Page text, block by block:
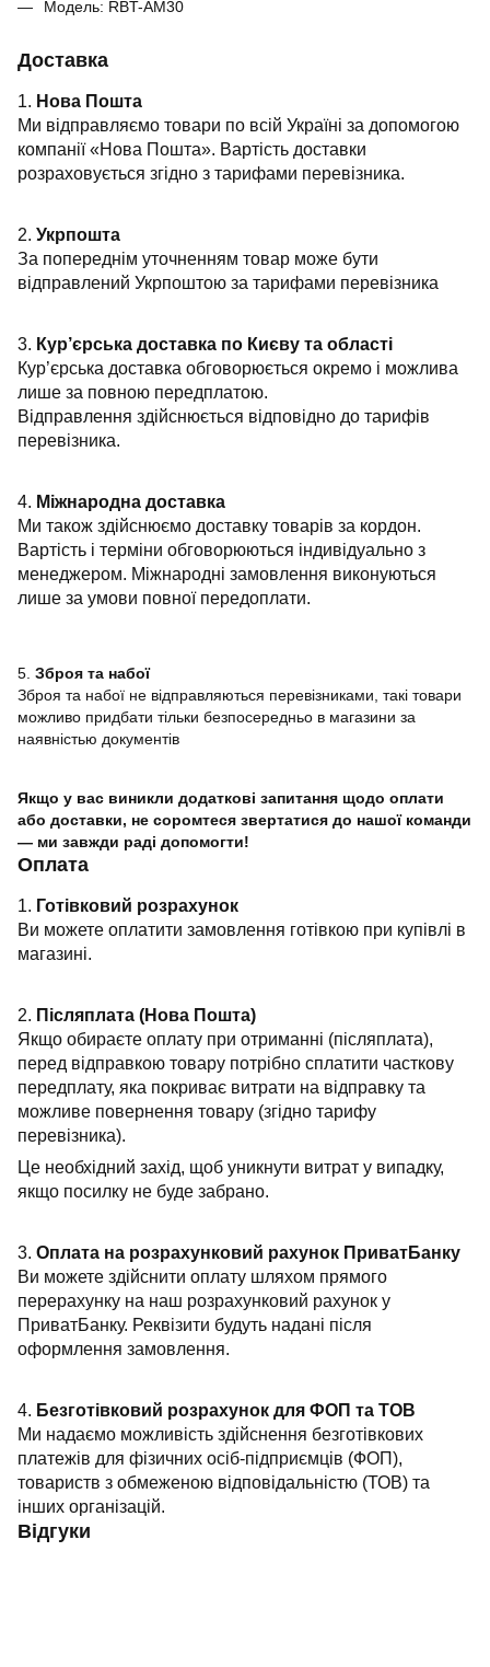
Модель: RBT-AM30
Доставка
1. Нова Пошта
Ми відправляємо товари по всій Україні за допомогою
компанії «Нова Пошта». Вартість доставки
розраховується згідно з тарифами перевізника.
2. Укрпошта
За попереднім уточненням товар може бути
відправлений Укрпоштою за тарифами перевізника
3. Кур’єрська доставка по Києву та області
Кур’єрська доставка обговорюється окремо і можлива
лише за повною передплатою.
Відправлення здійснюється відповідно до тарифів
перевізника.
4. Міжнародна доставка
Ми також здійснюємо доставку товарів за кордон.
Вартість і терміни обговорюються індивідуально з
менеджером. Міжнародні замовлення виконуються
лише за умови повної передоплати.
5. Зброя та набої
Зброя та набої не відправляються перевізниками, такі товари
можливо придбати тільки безпосередньо в магазини за
наявністью документів
Якщо у вас виникли додаткові запитання щодо оплати
або доставки, не соромтеся звертатися до нашої команди
— ми завжди раді допомогти!
Оплата
1. Готівковий розрахунок
Ви можете оплатити замовлення готівкою при купівлі в
магазині.
2. Післяплата (Нова Пошта)
Якщо обираєте оплату при отриманні (післяплата),
перед відправкою товару потрібно сплатити часткову
передплату, яка покриває витрати на відправку та
можливе повернення товару (згідно тарифу
перевізника).
Це необхідний захід, щоб уникнути витрат у випадку,
якщо посилку не буде забрано.
3. Оплата на розрахунковий рахунок ПриватБанку
Ви можете здійснити оплату шляхом прямого
перерахунку на наш розрахунковий рахунок у
ПриватБанку. Реквізити будуть надані після
оформлення замовлення.
4. Безготівковий розрахунок для ФОП та ТОВ
Ми надаємо можливість здійснення безготівкових
платежів для фізичних осіб-підприємців (ФОП),
товариств з обмеженою відповідальністю (ТОВ) та
інших організацій.
Відгуки